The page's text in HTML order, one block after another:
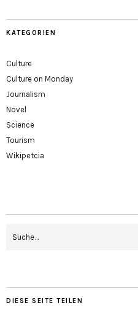
KATEGORIEN
Culture
Culture on Monday
Journalism
Novel
Science
Tourism
Wikipetcia
DIESE SEITE TEILEN